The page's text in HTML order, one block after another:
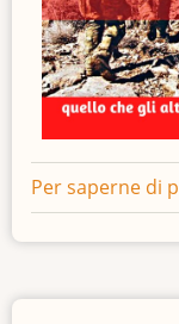
Per saperne di